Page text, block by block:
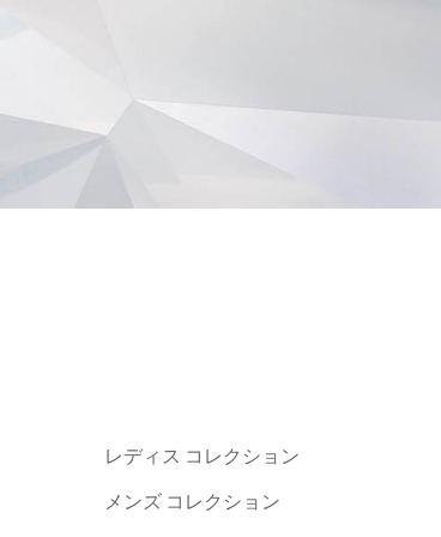
レディス コレクション
メンズ コレクション